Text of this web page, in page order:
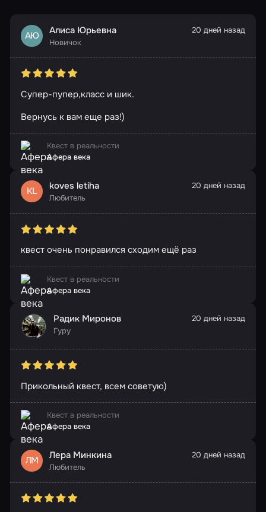
АЮ Алиса Юрьевна
Новичок
20 дней назад
Супер-пупер,класс и шик.
Вернусь к вам еще раз!)
Квест в реальности
Афера века
KL koves letiha
Любитель
20 дней назад
квест очень понравился сходим ещё раз
Квест в реальности
Афера века
Радик Миронов
Гуру
20 дней назад
Прикольный квест, всем советую)
Квест в реальности
Афера века
ЛМ Лера Минкина
Любитель
20 дней назад